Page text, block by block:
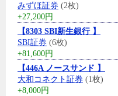
みずほ証券 (2枚)
+27,200円
【8303 SBI新生銀行 】
SBI証券 (6枚)
+81,600円
【446A ノースサンド 】
大和コネクト証券 (1枚)
+8,000円